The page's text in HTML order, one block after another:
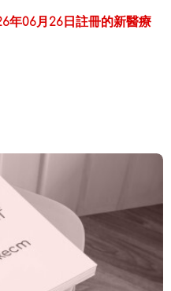
年06月26日註冊的新醫療